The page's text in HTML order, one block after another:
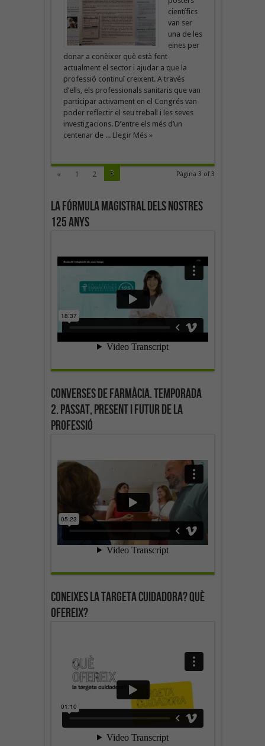
científics
van ser
una de les
eines per
donar a conèixer què està fent
actualment el sector i ajudar a que la
professió continuï creixent. A través
d’ells, els professionals sanitaris que van
participar activament en el Congrés van
poder reflectir el seu treball i les seves
investigacions. D’entre els més d’un
centenar de ... Llegir Més »
Pàgina 3 of 3
« 1 2 3
La fórmula magistral dels nostres
125 anys
Converses de farmàcia. Temporada
2. Passat, present i futur de la
professió
Coneixes la targeta cuidadora? Què
ofereix?